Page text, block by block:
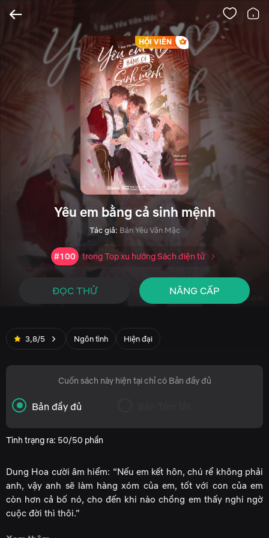
HỘI VIÊN
Yêu em bằng cả sinh mệnh
Tác giả: Bán Yêu Vân Mặc
#100 trong Top xu hướng Sách điện tử
ĐỌC THỬ NÂNG CẤP
3,8/5 Ngôn tình Hiện đại
Cuốn sách này hiện tại chỉ có Bản đầy đủ
Bản đầy đủ
Tình trạng ra: 50/50 phần
Dung Hoa cười âm hiểm: “Nếu em kết hôn, chú rể không phải
anh, vậy anh sẽ làm hàng xóm của em, tốt với con của em
còn hơn cả bố nó, cho đến khi nào chồng em thấy nghi ngờ
cuộc đời thì thôi.”